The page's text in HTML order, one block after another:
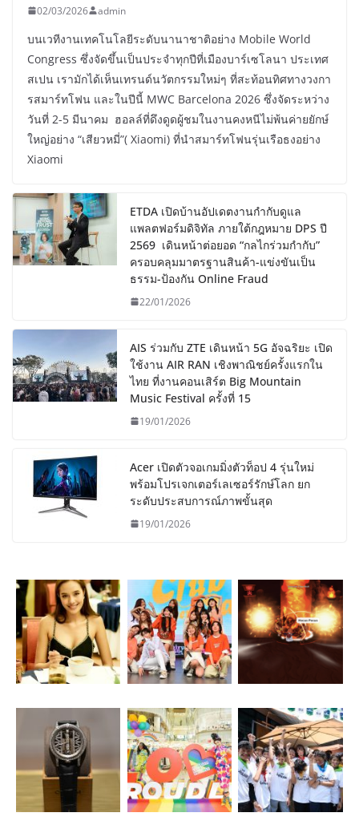
02/03/2026 admin
บนเวทีงานเทคโนโลยีระดับนานาชาติอย่าง Mobile World
Congress ซึ่งจัดขึ้นเป็นประจำทุกปีที่เมืองบาร์เซโลนา ประเทศ
สเปน เรามักได้เห็นเทรนด์นวัตกรรมใหม่ๆ ที่สะท้อนทิศทางวงกา
รสมาร์ทโฟน และในปีนี้ MWC Barcelona 2026 ซึ่งจัดระหว่าง
วันที่ 2-5 มีนาคม ฮอลล์ที่ดึงดูดผู้ชมในงานคงหนีไม่พ้นค่ายยักษ์
ใหญ่อย่าง “เสียวหมี่”( Xiaomi) ที่นำสมาร์ทโฟนรุ่นเรือธงอย่าง
Xiaomi
ETDA เปิดบ้านอัปเดตงานกำกับดูแล
แพลตฟอร์มดิจิทัล ภายใต้กฎหมาย DPS ปี
2569 เดินหน้าต่อยอด “กลไกร่วมกำกับ”
ครอบคลุมมาตรฐานสินค้า-แข่งขันเป็น
ธรรม-ป้องกัน Online Fraud
22/01/2026
AIS ร่วมกับ ZTE เดินหน้า 5G อัจฉริยะ เปิด
ใช้งาน AIR RAN เชิงพาณิชย์ครั้งแรกใน
ไทย ที่งานคอนเสิร์ต Big Mountain
Music Festival ครั้งที่ 15
19/01/2026
Acer เปิดตัวจอเกมมิ่งตัวท็อป 4 รุ่นใหม่
พร้อมโปรเจกเตอร์เลเซอร์รักษ์โลก ยก
ระดับประสบการณ์ภาพขั้นสุด
19/01/2026